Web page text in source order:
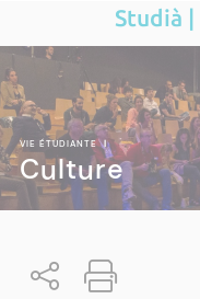
Studià |
VIE ÉTUDIANTE|
Culture